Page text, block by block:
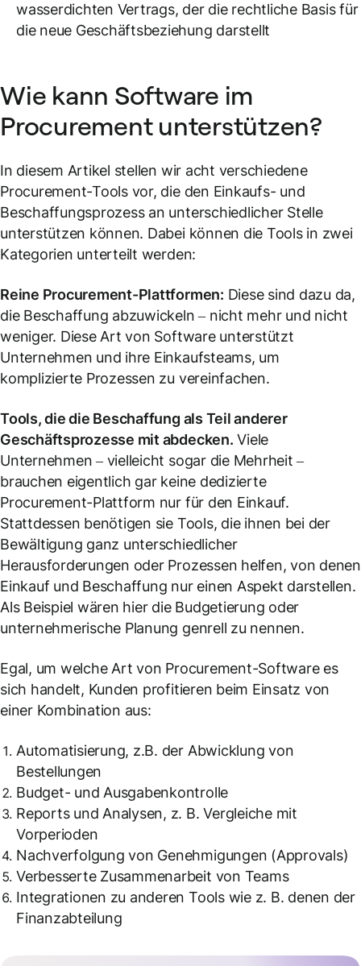
wasserdichten Vertrags, der die rechtliche Basis für
die neue Geschäftsbeziehung darstellt
Wie kann Software im
Procurement unterstützen?
In diesem Artikel stellen wir acht verschiedene
Procurement-Tools vor, die den Einkaufs- und
Beschaffungsprozess an unterschiedlicher Stelle
unterstützen können. Dabei können die Tools in zwei
Kategorien unterteilt werden:
Reine Procurement-Plattformen: Diese sind dazu da,
die Beschaffung abzuwickeln – nicht mehr und nicht
weniger. Diese Art von Software unterstützt
Unternehmen und ihre Einkaufsteams, um
komplizierte Prozessen zu vereinfachen.
Tools, die die Beschaffung als Teil anderer
Geschäftsprozesse mit abdecken. Viele
Unternehmen – vielleicht sogar die Mehrheit –
brauchen eigentlich gar keine dedizierte
Procurement-Plattform nur für den Einkauf.
Stattdessen benötigen sie Tools, die ihnen bei der
Bewältigung ganz unterschiedlicher
Herausforderungen oder Prozessen helfen, von denen
Einkauf und Beschaffung nur einen Aspekt darstellen.
Als Beispiel wären hier die Budgetierung oder
unternehmerische Planung genrell zu nennen.
Egal, um welche Art von Procurement-Software es
sich handelt, Kunden profitieren beim Einsatz von
einer Kombination aus:
Automatisierung, z.B. der Abwicklung von
Bestellungen
Budget- und Ausgabenkontrolle
Reports und Analysen, z. B. Vergleiche mit
Vorperioden
Nachverfolgung von Genehmigungen (Approvals)
Verbesserte Zusammenarbeit von Teams
Integrationen zu anderen Tools wie z. B. denen der
Finanzabteilung